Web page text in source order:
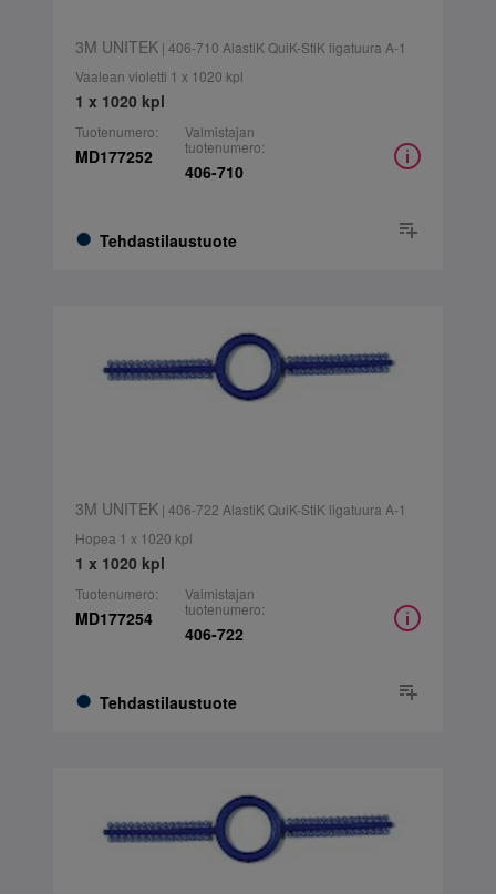
3M UNITEK| 406-710 AlastiK QuiK-StiK ligatuura A-1
Vaalean violetti 1 x 1020 kpl
1 x 1020 kpl
Tuotenumero:
MD177252
Tehdastilaustuote
Valmistajan
tuotenumero:
406-710
3M UNITEK| 406-722 AlastiK QuiK-StiK ligatuura A-1
Hopea 1 x 1020 kpl
1 x 1020 kpl
Tuotenumero:
MD177254
Tehdastilaustuote
Valmistajan
tuotenumero:
406-722